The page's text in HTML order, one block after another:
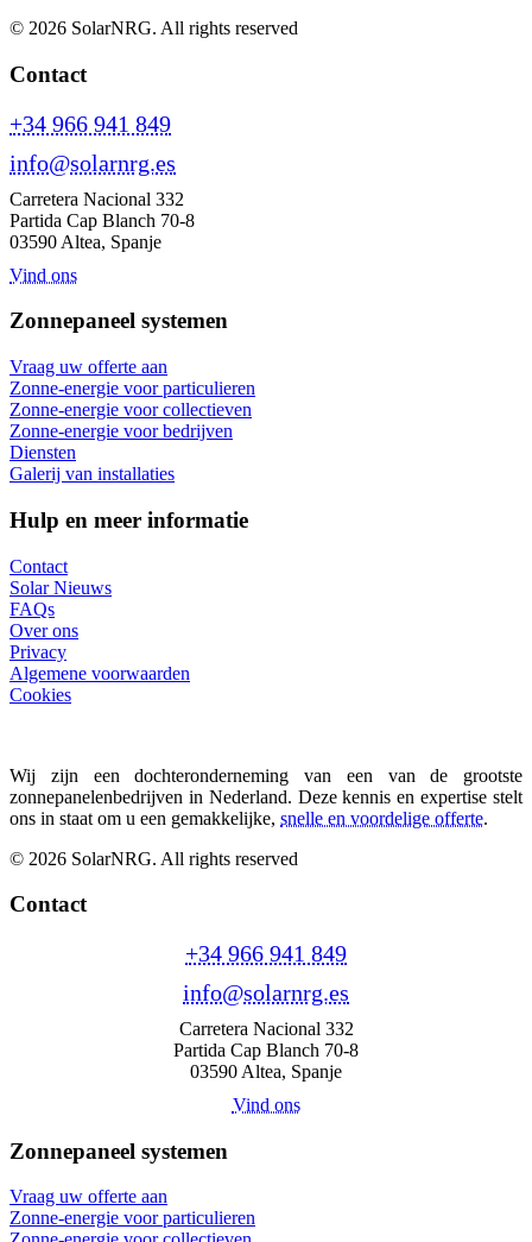
© 2026 SolarNRG. All rights reserved
Contact
+34 966 941 849
info@solarnrg.es
Carretera Nacional 332
Partida Cap Blanch 70-8
03590 Altea, Spanje
Vind ons
Zonnepaneel systemen
Vraag uw offerte aan
Zonne-energie voor particulieren
Zonne-energie voor collectieven
Zonne-energie voor bedrijven
Diensten
Galerij van installaties
Hulp en meer informatie
Contact
Solar Nieuws
FAQs
Over ons
Privacy
Algemene voorwaarden
Cookies
Wij zijn een dochteronderneming van een van de grootste
zonnepanelenbedrijven in Nederland. Deze kennis en expertise stelt
ons in staat om u een gemakkelijke, snelle en voordelige offerte.
© 2026 SolarNRG. All rights reserved
Contact
+34 966 941 849
info@solarnrg.es
Carretera Nacional 332
Partida Cap Blanch 70-8
03590 Altea, Spanje
Vind ons
Zonnepaneel systemen
Vraag uw offerte aan
Zonne-energie voor particulieren